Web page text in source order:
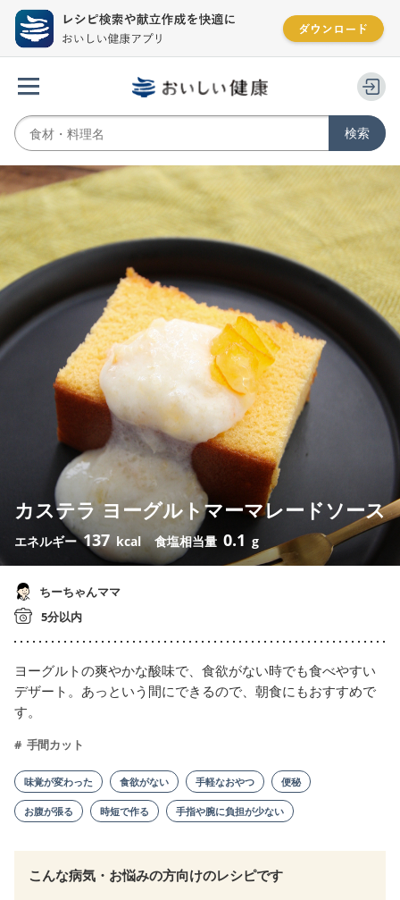
カステラ ヨーグルトマーマレードソース
エネルギー137 kcal 食塩相当量 0.1 g
ちーちゃんママ
5分以内
ヨーグルトの爽やかな酸味で、食欲がない時でも食べやすい
デザート。あっという間にできるので、朝食にもおすすめで
す。
手間カット
味覚が変わった 食欲がない 手軽なおやつ 便秘
お腹が張る 時短で作る 手指や腕に負担が少ない
こんな病気・お悩みの方向けのレシピです